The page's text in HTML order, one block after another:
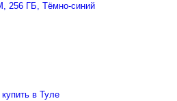
256 ГБ, Тёмно-синий